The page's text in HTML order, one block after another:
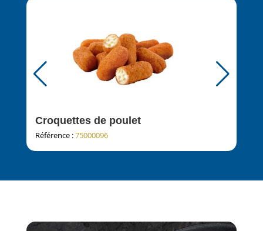
Croquettes de poulet
Référence :75000096